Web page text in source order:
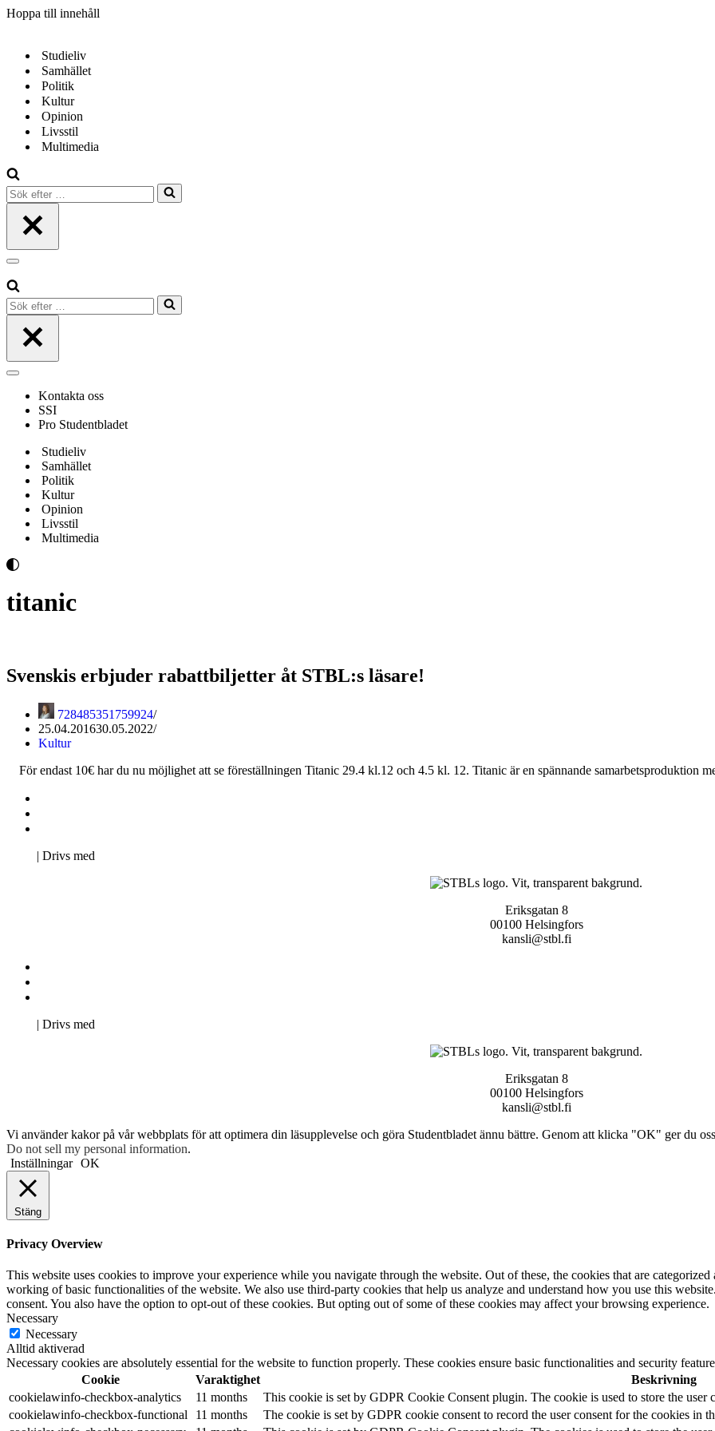
Hoppa till innehåll
Studieliv
Samhället
Politik
Kultur
Opinion
Livsstil
Multimedia
Sök
efter
Navigeringsmeny
Sök
efter
Navigeringsmeny
Kontakta oss
SSI
Pro Studentbladet
Studieliv
Samhället
Politik
Kultur
Opinion
Livsstil
Multimedia
titanic
Svenskis erbjuder rabattbiljetter åt STBL:s läsare!
728485351759924
25.04.201630.05.2022
Kultur
För endast 10€ har du nu möjlighet att se föreställningen Titanic 29.4 kl.12 och 4.5 kl. 12. Titanic är en spännande samarbetsproduktion
| Drivs med
Eriksgatan 8
00100 Helsingfors
kansli@stbl.fi
| Drivs med
Eriksgatan 8
00100 Helsingfors
kansli@stbl.fi
Vi använder kakor på vår webbplats för att optimera din läsupplevelse och göra Studentbladet ännu bättre. Genom att klicka "OK" ger du
Do not sell my personal information.
Inställningar OK
Stäng
Privacy Overview
This website uses cookies to improve your experience while you navigate through the website. Out of these, the cookies that are categorized
working of basic functionalities of the website. We also use third-party cookies that help us analyze and understand how you use this
consent. You also have the option to opt-out of these cookies. But opting out of some of these cookies may affect your browsing experience.
Necessary
Necessary
Alltid aktiverad
Necessary cookies are absolutely essential for the website to function properly. These cookies ensure basic functionalities and security
Cookie
Varaktighet
Beskrivning
cookielawinfo-checkbox-analytics
11 months
This cookie is set by GDPR Cookie Consent plugin. The cookie is used to store the
cookielawinfo-checkbox-functional
11 months
The cookie is set by GDPR cookie consent to record the user consent for the cookies in